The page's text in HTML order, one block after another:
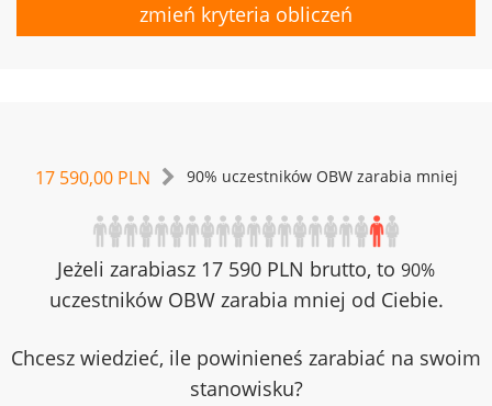
zmień kryteria obliczeń
17 590,00 PLN 90% uczestników OBW zarabia mniej
Jeżeli zarabiasz 17 590 PLN brutto, to 90%
uczestników OBW zarabia mniej od Ciebie.
Chcesz wiedzieć, ile powinieneś zarabiać na swoim
stanowisku?